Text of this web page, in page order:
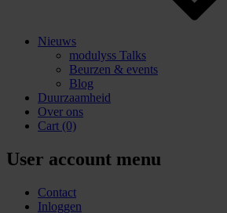
Nieuws
modulyss Talks
Beurzen & events
Blog
Duurzaamheid
Over ons
Cart (0)
User account menu
Contact
Inloggen